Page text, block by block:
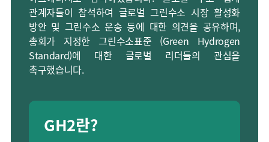
관계자들이 참석하여 글로벌 그린수소 시장 활성화
방안 및 그린수소 운송 등에 대한 의견을 공유하며,
총회가 지정한 그린수소표준 (Green Hydrogen
Standard)에 대한 글로벌 리더들의 관심을
촉구했습니다.
GH2란?